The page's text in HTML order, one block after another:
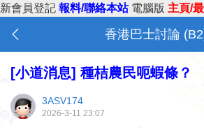
新會員登記 報料/聯絡本站 電腦版 主頁/
香港巴士討論
[小道消息] 種桔農民呃蝦條？
3ASV174
2026-3-11 23:07